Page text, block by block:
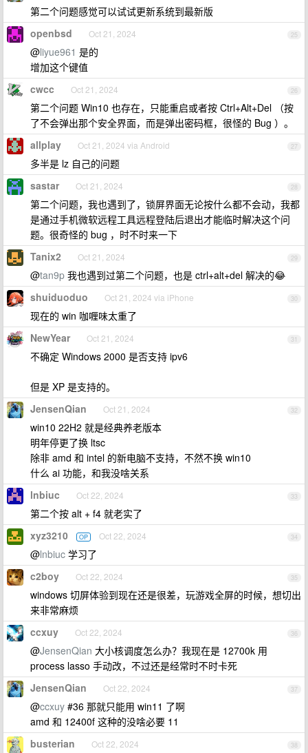
第二个问题感觉可以试试更新系统到最新版
25
openbsd Oct 21, 2024
@liyue961 是的
增加这个键值
26
cwcc Oct 21, 2024
第二个问题 Win10 也存在，只能重启或者按 Ctrl+Alt+Del （按
了不会弹出那个安全界面，而是弹出密码框，很怪的 Bug ）。
27
allplay Oct 21, 2024 via Android
多半是 lz 自己的问题
28
sastar Oct 21, 2024
第二个问题，我也遇到了，锁屏界面无论按什么都不会动，我都
是通过手机微软远程工具远程登陆后退出才能临时解决这个问
题。很奇怪的 bug ，时不时来一下
29
Tanix2 Oct 21, 2024
@tan9p 我也遇到过第二个问题，也是 ctrl+alt+del 解决的😂
30
shuiduoduo Oct 21, 2024 via iPhone
现在的 win 咖喱味太重了
31
NewYear Oct 21, 2024
不确定 Windows 2000 是否支持 ipv6
但是 XP 是支持的。
32
JensenQian Oct 21, 2024
win10 22H2 就是经典养老版本
明年停更了换 ltsc
除非 amd 和 intel 的新电脑不支持，不然不换 win10
什么 ai 功能，和我没啥关系
33
lnbiuc Oct 22, 2024
第二个按 alt + f4 就老实了
34
xyz3210 OP Oct 22, 2024
@lnbiuc 学习了
35
c2boy Oct 22, 2024
windows 切屏体验到现在还是很差，玩游戏全屏的时候，想切出
来非常麻烦
36
ccxuy Oct 22, 2024
@JensenQian 大小核调度怎么办？我现在是 12700k 用
process lasso 手动改，不过还是经常时不时卡死
37
JensenQian Oct 22, 2024
@ccxuy #36 那就只能用 win11 了啊
amd 和 12400f 这种的没啥必要 11
38
busterian Oct 22, 2024